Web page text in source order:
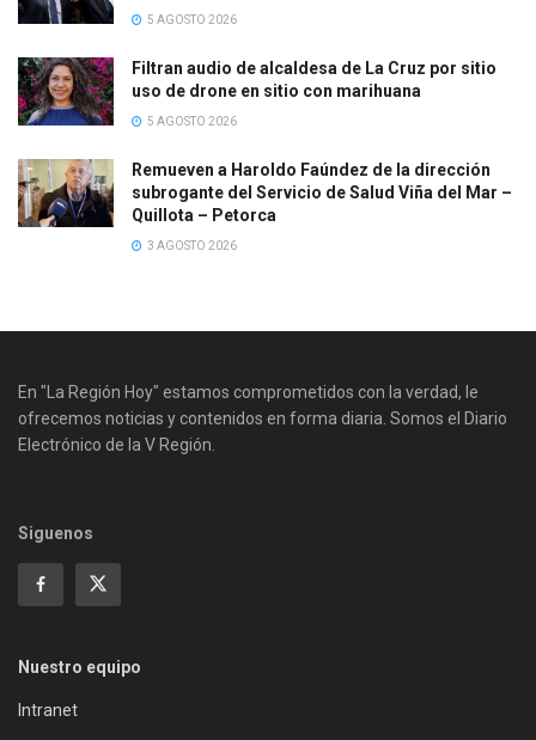
5 AGOSTO 2026
Filtran audio de alcaldesa de La Cruz por sitio
uso de drone en sitio con marihuana
5 AGOSTO 2026
Remueven a Haroldo Faúndez de la dirección
subrogante del Servicio de Salud Viña del Mar –
Quillota – Petorca
3 AGOSTO 2026
En "La Región Hoy" estamos comprometidos con la verdad, le
ofrecemos noticias y contenidos en forma diaria. Somos el Diario
Electrónico de la V Región.
Siguenos
Nuestro equipo
Intranet